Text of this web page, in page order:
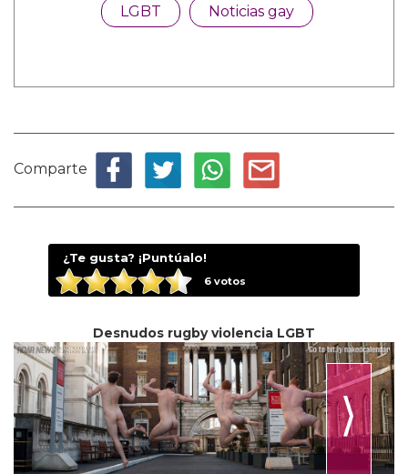
LGBT Noticias gay
Comparte
¿Te gusta? ¡Puntúalo!
6votos
Desnudos rugby violencia LGBT
⟩